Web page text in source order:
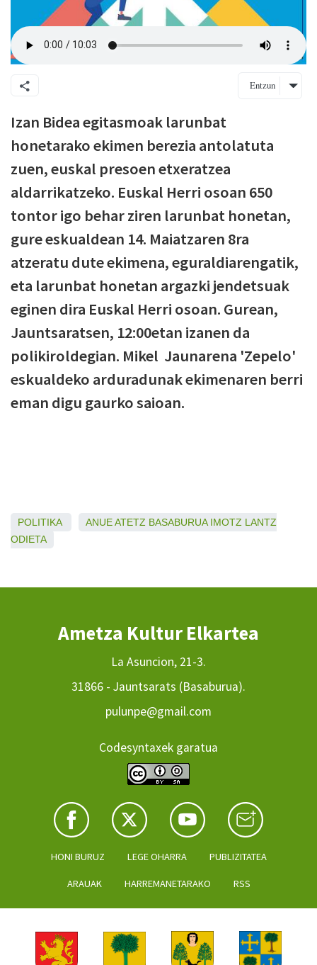
Entzun
Izan Bidea egitasmoak larunbat
honetarako ekimen berezia antolatuta
zuen, euskal presoen etxeratzea
aldarrikatzeko. Euskal Herri osoan 650
tontor igo behar ziren larunbat honetan,
gure eskualdean 14. Maiatzaren 8ra
atzeratu dute ekimena, eguraldiarengatik,
eta larunbat honetan argazki jendetsuak
eginen dira Euskal Herri osoan. Gurean,
Jauntsaratsen, 12:00etan izanen da
polikiroldegian. Mikel Jaunarena 'Zepelo'
eskualdeko arduradunak ekimenaren berri
eman digu gaurko saioan.
POLITIKA ANUEATETZ BASABURUA IMOTZ LANTZ
ODIETA
Ametza Kultur Elkartea
La Asuncion, 21-3.
31866 - Jauntsarats (Basaburua).
pulunpe@gmail.com
Codesyntaxek garatua
HONI BURUZ LEGE OHARRA PUBLIZITATEA
ARAUAK HARREMANETARAKO RSS